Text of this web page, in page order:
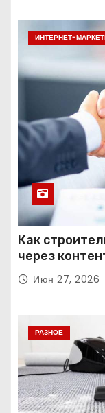
ИНТЕРНЕТ-
Как
через
Июн 27, 2026
РАЗНОЕ